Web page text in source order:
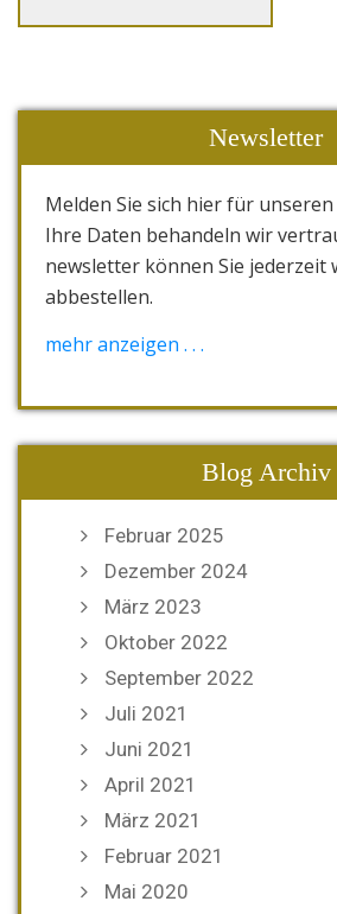
Newsletter
Melden Sie sich hier für
Ihre Daten behandeln wir
newsletter können Sie jederzeit
abbestellen.
mehr anzeigen . . .
Blog Archiv
Februar 2025
Dezember 2024
März 2023
Oktober 2022
September 2022
Juli 2021
Juni 2021
April 2021
März 2021
Februar 2021
Mai 2020